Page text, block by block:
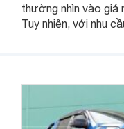
thường nhìn vào
Tuy nhiên, với nhu
không, dùng được